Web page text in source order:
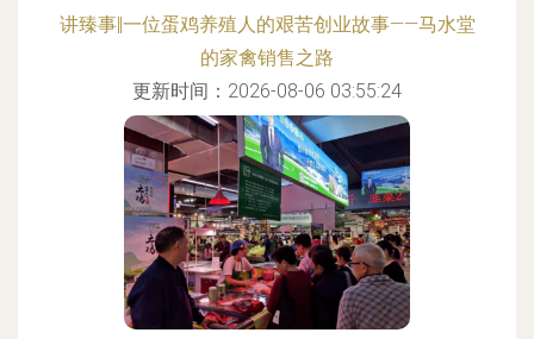
讲臻事‖一位蛋鸡养殖人的艰苦创业故事——马水堂
的家禽销售之路
更新时间：2026-08-06 03:55:24